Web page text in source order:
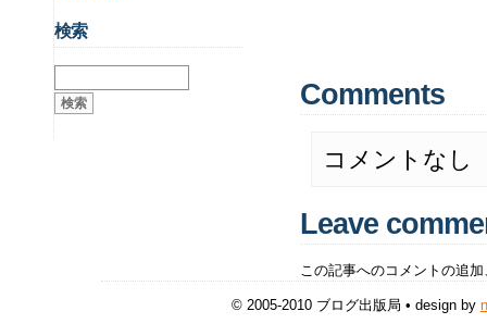
Comments
コメントなし
Leave
この記事へのコメントの追
検索
© 2005-2010 ブログ出版局 • design by